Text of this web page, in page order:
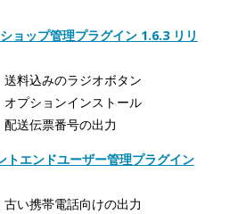
ョップ管理プラグイン 1.6.3 リリ
料込みのラジオボタン
プションインストール
送伝票番号の出力
トエンドユーザー管理プラグイン
い携帯電話向けの出力